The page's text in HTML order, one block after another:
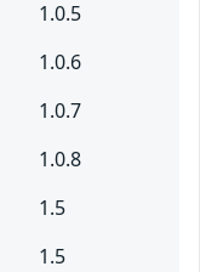
1.0.5
1.0.6
1.0.7
1.0.8
1.5
1.5